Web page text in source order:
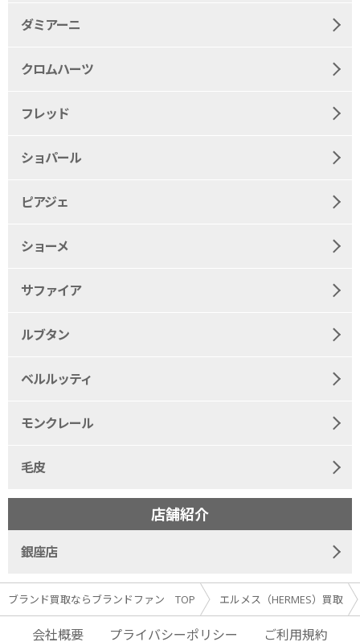
ブランド買取ならブランドファン TOP エルメス（HERMES）買取
ダミアーニ
クロムハーツ
フレッド
ショパール
ピアジェ
ショーメ
サファイア
ルブタン
ベルルッティ
モンクレール
毛皮
店舗紹介
銀座店
会社概要 プライバシーポリシー ご利用規約